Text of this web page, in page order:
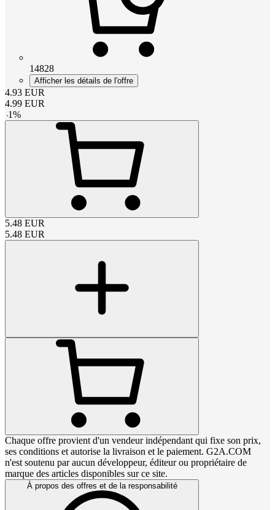
14828
Afficher les détails de l'offre
4.93 EUR
4.99 EUR
-1%
5.48 EUR
5.48 EUR
Chaque offre provient d'un vendeur indépendant qui fixe son prix,
ses conditions et autorise la livraison et le paiement. G2A.COM
n'est soutenu par aucun développeur, éditeur ou propriétaire de
marque des articles disponibles sur ce site.
À propos des offres et de la responsabilité